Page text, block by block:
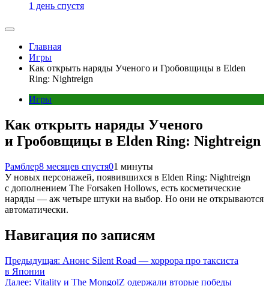
1 день спустя
Главная
Игры
Как открыть наряды Ученого и Гробовщицы в Elden
Ring: Nightreign
Игры
Как открыть наряды Ученого
и Гробовщицы в Elden Ring: Nightreign
Рамблер8 месяцев спустя01 минуты
У новых персонажей, появившихся в Elden Ring: Nightreign
с дополнением The Forsaken Hollows, есть косметические
наряды — аж четыре штуки на выбор. Но они не открываются
автоматически.
Навигация по записям
Предыдущая: Анонс Silent Road — хоррора про таксиста
в Японии
Далее: Vitality и The MongolZ одержали вторые победы